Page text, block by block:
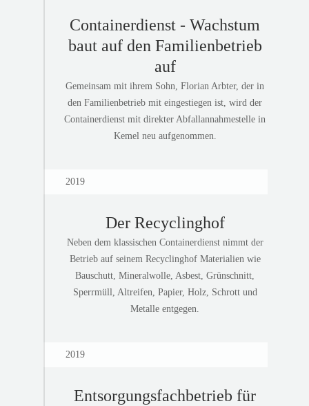
Containerdienst - Wachstum
baut auf den Familienbetrieb
auf
Gemeinsam mit ihrem Sohn, Florian Arbter, der in
den Familienbetrieb mit eingestiegen ist, wird der
Containerdienst mit direkter Abfallannahmestelle in
Kemel neu aufgenommen.
2019
Der Recyclinghof
Neben dem klassischen Containerdienst nimmt der
Betrieb auf seinem Recyclinghof Materialien wie
Bauschutt, Mineralwolle, Asbest, Grünschnitt,
Sperrmüll, Altreifen, Papier, Holz, Schrott und
Metalle entgegen.
2019
Entsorgungsfachbetrieb für